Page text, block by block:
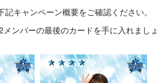
キャンペーン概要をご確認ください。
ンバーの最後のカードを手に入れましょ